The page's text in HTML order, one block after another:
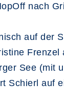
nach
auf der
See (mit
Schierl auf